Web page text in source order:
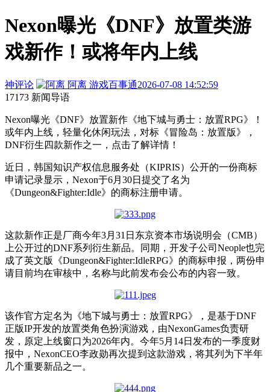
Nexon曝光《DNF》放置类游
戏新作！或将年内上线
神评论 阿离 游戏百事通2026-07-08 14:52:59
17173 新闻导语
Nexon曝光《DNF》放置新作《地下城与勇士：放置RPG》！
或年内上线，轻量化休闲玩法，对标《冒险岛：放置版》，
DNF衍生四款新作之一，点击了解详情！
近日，韩国知识产权信息服务处（KIPRIS）公开的一份商标
申请记录显示，Nexon于6月30日提交了名为
《Dungeon&Fighter:Idle》的商标注册申请。
这款新作正是厂商今年3月31日东京资本市场说明会（CMB）
上公开过的DNF系列衍生新品。同期，开发子公司Neople也完
成了英文版《Dungeon&Fighter:IdleRPG》的商标申报，两份申
请目前均在审核中，名称与此前发布会公布的内容一致。
该作官方定名为《地下城与勇士：放置RPG》，是基于DNF
正版IP开发的放置类角色扮演游戏，由NexonGames负责研
发，原定上线窗口为2026年内。今年5月14日发布的一季度财
报中，NexonCEO李政勋再次提到这款游戏，将其列为下半年
几个重要新品之一。